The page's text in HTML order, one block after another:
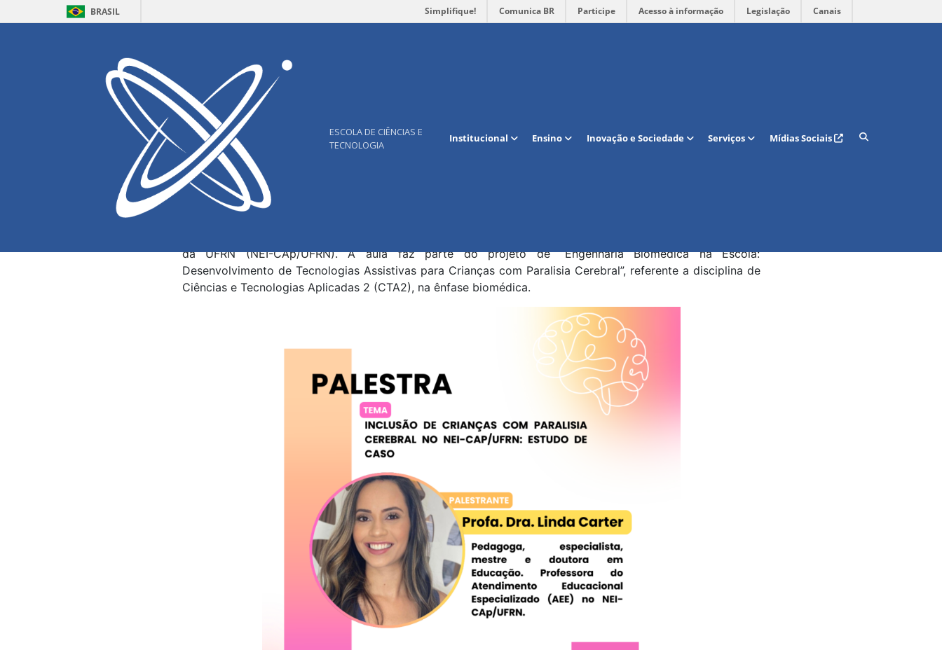
BRASIL Simplifique! Comunica BR Participe Acesso à informação Legislação Canais
ESCOLA DE CIÊNCIAS E
TECNOLOGIA
Institucional Ensino Inovação e Sociedade Serviços Mídias Sociais
Palestra “Inclusão de Crianças com Paralisia Cerebral no
NEI-CAP/UFRN”
Local:
Auditório A | ECT/UFRN
Data e Horário:
🧠A Escola de Ciências e Tecnologia da UFRN será palco de uma palestra com tema: Inclusão de crianças
com paralisia cerebral no NEI-CAp/UFRN: estudos de caso. O evento acontece no Auditório A da ECT no
dia 13 de março e nos horários T56 (16h40 às 18h).
da UFRN (NEI-CAp/UFRN). A aula faz parte do projeto de “Engenharia Biomédica na Escola:
Desenvolvimento de Tecnologias Assistivas para Crianças com Paralisia Cerebral”, referente a disciplina de
Ciências e Tecnologias Aplicadas 2 (CTA2), na ênfase biomédica.